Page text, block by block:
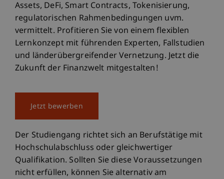
Assets, DeFi, Smart Contracts, Tokenisierung,
regulatorischen Rahmenbedingungen uvm.
vermittelt. Profitieren Sie von einem flexiblen
Lernkonzept mit führenden Experten, Fallstudien
und länderübergreifender Vernetzung. Jetzt die
Zukunft der Finanzwelt mitgestalten!
Jetzt bewerben
Der Studiengang richtet sich an Berufstätige mit
Hochschulabschluss oder gleichwertiger
Qualifikation. Sollten Sie diese Voraussetzungen
nicht erfüllen, können Sie alternativ am